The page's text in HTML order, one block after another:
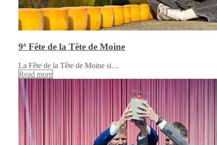
9ª Fête de la Tête de Moine
La Fête de la Tête de Moine si…
Read more